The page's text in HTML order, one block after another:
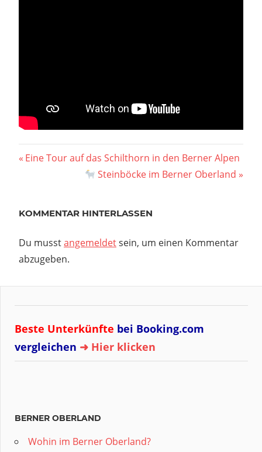
Beitragsnavigation
Vorheriger
Eine Tour auf das Schilthorn in den Berner Alpen
Nächster
Steinböcke im Berner Oberland
KOMMENTAR HINTERLASSEN
Du musstangemeldetsein, um einen Kommentar
abzugeben.
Beste Unterkünfte bei Booking.com
vergleichen ➜ Hier klicken
BERNER OBERLAND
Wohin im Berner Oberland?